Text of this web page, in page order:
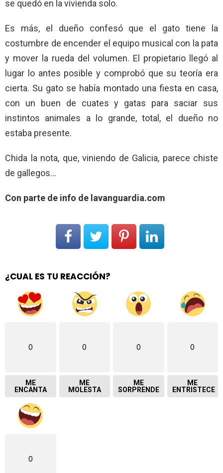
se quedó en la vivienda solo.
Es más, el dueño confesó que el gato tiene la
costumbre de encender el equipo musical con la pata
y mover la rueda del volumen. El propietario llegó al
lugar lo antes posible y comprobó que su teoría era
cierta. Su gato se había montado una fiesta en casa,
con un buen de cuates y gatas para saciar sus
instintos animales a lo grande, total, el dueño no
estaba presente.
Chida la nota, que, viniendo de Galicia, parece chiste
de gallegos…
Con parte de info de lavanguardia.com
¿CUAL ES TU REACCIÓN?
0
ME
ENCANTA
0
ME
MOLESTA
0
ME
SORPRENDE
0
ME
ENTRISTECE
0